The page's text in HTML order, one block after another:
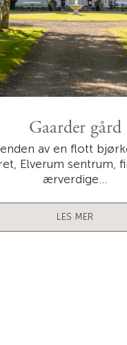
Gaarder gård
av en flott
Elverum sentrum,
ærverdige...
LES MER